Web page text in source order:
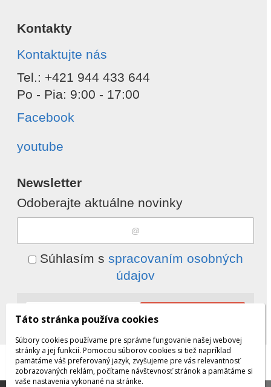
Kontakty
Kontaktujte nás
Tel.: +421 944 433 644
Po - Pia: 9:00 - 17:00
Facebook
youtube
Newsletter
Odoberajte aktuálne novinky
Súhlasím s spracovaním osobných
údajov
© 2026 WEXBO |www.wexbo.com|Prihlásiť
Táto stránka používa cookies
Súbory cookies používame pre správne fungovanie našej webovej
stránky a jej funkcií. Pomocou súborov cookies si tiež napríklad
pamätáme váš preferovaný jazyk, zvyšujeme pre vás relevantnosť
zobrazovaných reklám, počítame návštevnosť stránok a pamätáme si
vaše nastavenia vykonané na stránke.